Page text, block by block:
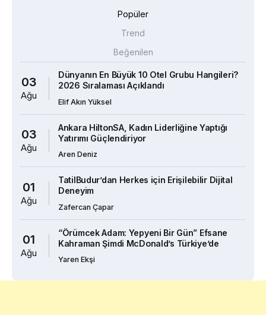
Popüler
Trend
Beğenilen
03
Ağu
Dünyanın En Büyük 10 Otel Grubu Hangileri?
2026 Sıralaması Açıklandı
Elif Akın Yüksel
03
Ağu
Ankara HiltonSA, Kadın Liderliğine Yaptığı
Yatırımı Güçlendiriyor
Aren Deniz
01
Ağu
TatilBudur’dan Herkes için Erişilebilir Dijital
Deneyim
Zafercan Çapar
01
Ağu
“Örümcek Adam: Yepyeni Bir Gün” Efsane
Kahraman Şimdi McDonald’s Türkiye’de
Yaren Ekşi